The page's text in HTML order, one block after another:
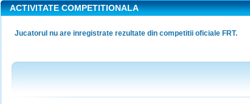
ACTIVITATE COMPETITIONALA
Jucatorul nu are inregistrate rezultate din competitii oficiale FRT.